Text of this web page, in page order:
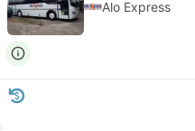
Alo Express